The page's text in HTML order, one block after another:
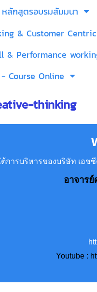
หลักสูตรอบรมสัมมนา
& Customer Centric
& Performance
Course Online
thinking
การบริหารของบริษัท เอช
อาจาร
Youtube :